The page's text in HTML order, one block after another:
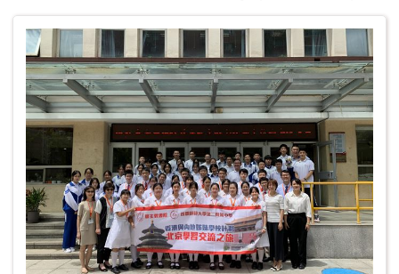
Achievements
Admissions
Media
&
Gallery
Links